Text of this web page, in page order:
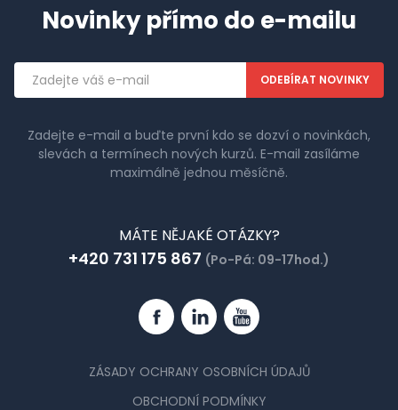
Novinky přímo do e-mailu
Emailová
adresa
Zadejte e-mail a buďte první kdo se dozví o novinkách,
slevách a termínech nových kurzů. E-mail zasíláme
maximálně jednou měsíčně.
MÁTE NĚJAKÉ OTÁZKY?
+420 731 175 867 (Po-Pá: 09-17hod.)
FacebookLinkedinYouTube
ZÁSADY OCHRANY OSOBNÍCH ÚDAJŮ
OBCHODNÍ PODMÍNKY